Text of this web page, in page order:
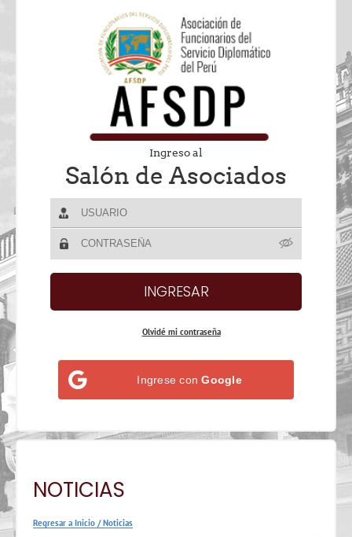
Ingreso al
Salón de Asociados
Olvidé mi contraseña
Ingrese conGoogle
NOTICIAS
Regresar a Inicio /Noticias